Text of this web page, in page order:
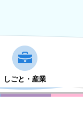
しごと・産業